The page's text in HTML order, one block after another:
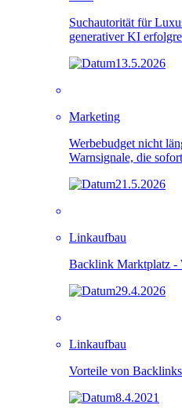
Suchautorität für
generativer KI
13.5.2026
Marketing
Werbebudget nicht
Warnsignale, die
21.5.2026
Linkaufbau
Backlink Marktplatz -
29.4.2026
Linkaufbau
Vorteile von
8.4.2021